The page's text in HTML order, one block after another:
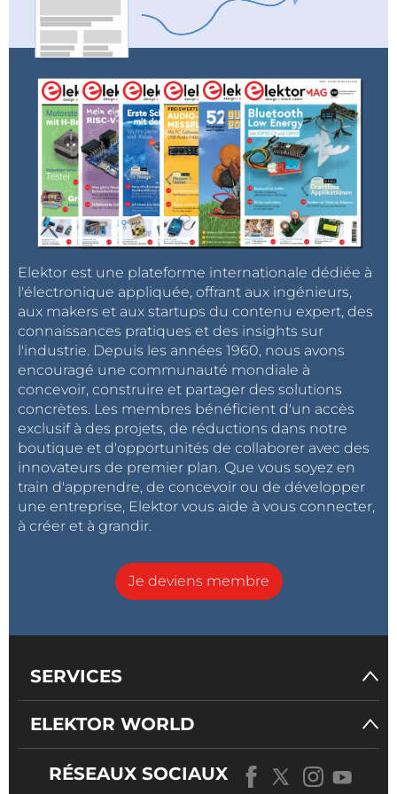
Elektor est une plateforme internationale dédiée à
l'électronique appliquée, offrant aux ingénieurs,
aux makers et aux startups du contenu expert, des
connaissances pratiques et des insights sur
l'industrie. Depuis les années 1960, nous avons
encouragé une communauté mondiale à
concevoir, construire et partager des solutions
concrètes. Les membres bénéficient d'un accès
exclusif à des projets, de réductions dans notre
boutique et d'opportunités de collaborer avec des
innovateurs de premier plan. Que vous soyez en
train d'apprendre, de concevoir ou de développer
une entreprise, Elektor vous aide à vous connecter,
à créer et à grandir.
Je deviens membre
SERVICES
ELEKTOR WORLD
RÉSEAUX SOCIAUX